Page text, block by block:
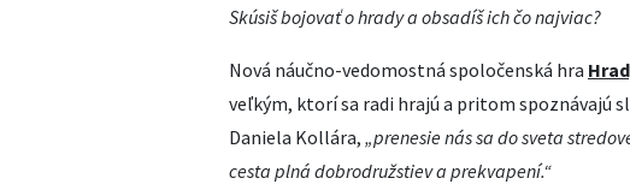
Skúsiš bojovať o hrady a obsadíš ich čo najviac?
Nová náučno-vedomostná spoločenská hra
veľkým, ktorí sa radi hrajú a pritom spoznávajú
Daniela Kollára, „prenesie nás sa do sveta
cesta plná dobrodružstiev a prekvapení.“